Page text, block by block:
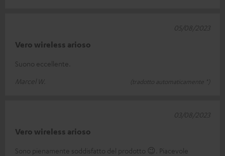
Vero wireless arioso
Suono eccellente.
Marcel W.
(tradotto automaticamente *)
05/08/2023
Vero wireless arioso
Sono pienamente soddisfatto del prodotto 😉. Piacevole
03/08/2023